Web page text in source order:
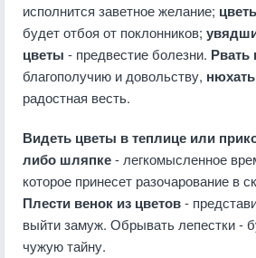
исполнится заветное желание;
будет отбоя от поклонников;
цветы - предвестие болезни. Рвать
благополучию и довольству, нюхать
радостная весть.
Видеть цветы в теплице или
либо шляпке- легкомысленное
которое принесет разочарование в
Плести венок из цветов-
выйти замуж. Обрывать лепестки -
чужую тайну.